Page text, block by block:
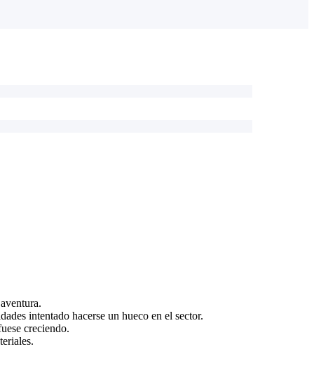
intentado hacerse un hueco en el sector.
creciendo.